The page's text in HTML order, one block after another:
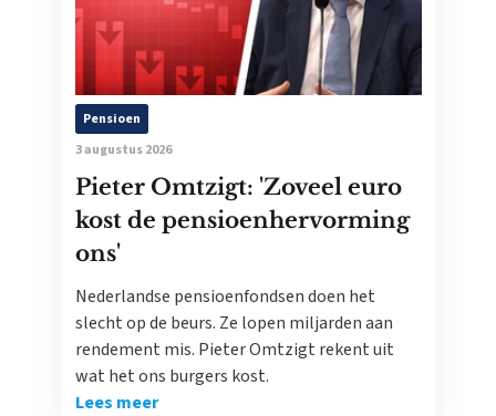
Pensioen
3 augustus 2026
Pieter Omtzigt: 'Zoveel euro
kost de pensioenhervorming
ons'
Nederlandse pensioenfondsen doen het
slecht op de beurs. Ze lopen miljarden aan
rendement mis. Pieter Omtzigt rekent uit
wat het ons burgers kost.
Lees meer